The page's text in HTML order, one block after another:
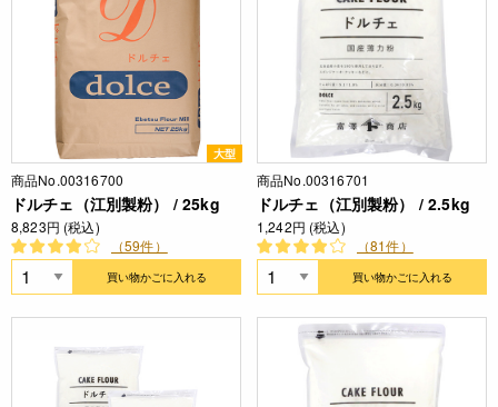
大型
商品No.00316700
ドルチェ（江別製粉） / 25kg
8,823円 (税込)
（59件）
買い物かごに入れる
商品No.00316701
ドルチェ（江別製粉） / 2.5kg
1,242円 (税込)
（81件）
買い物かごに入れる